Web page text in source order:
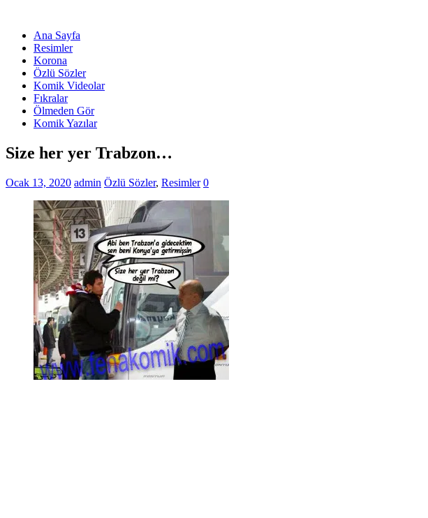
Ana Sayfa
Resimler
Korona
Özlü Sözler
Komik Videolar
Fıkralar
Ölmeden Gör
Komik Yazılar
Size her yer Trabzon…
Ocak 13, 2020 admin Özlü Sözler, Resimler 0